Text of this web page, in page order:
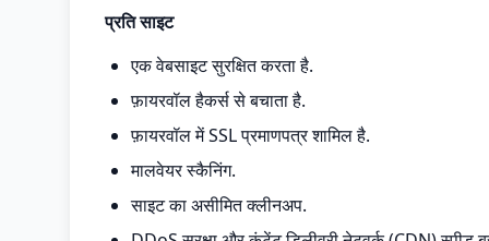
प्रति साइट
एक वेबसाइट सुरक्षित करता है.
फ़ायरवॉल हैकर्स से बचाता है.
फ़ायरवॉल में SSL प्रमाणपत्र शामिल है.
मालवेयर स्कैनिंग.
साइट का असीमित क्लीनअप.